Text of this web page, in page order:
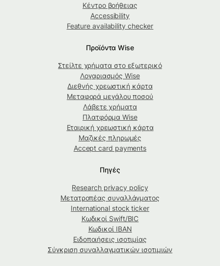
Κέντρο βοήθειας
Accessibility
Feature availability checker
Προϊόντα Wise
Στείλτε χρήματα στο εξωτερικό
Λογαριασμός Wise
Διεθνής χρεωστική κάρτα
Μεταφορά μεγάλου ποσού
Λάβετε χρήματα
Πλατφόρμα Wise
Εταιρική χρεωστική κάρτα
Μαζικές πληρωμές
Accept card payments
Πηγές
Research privacy policy
Μετατροπέας συναλλάγματος
International stock ticker
Κωδικοί Swift/BIC
Κωδικοί IBAN
Ειδοποιήσεις ισοτιμίας
Σύγκριση συναλλαγματικών ισοτιμιών